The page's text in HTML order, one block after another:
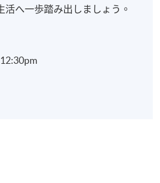
活へ一歩踏み出しましょう。